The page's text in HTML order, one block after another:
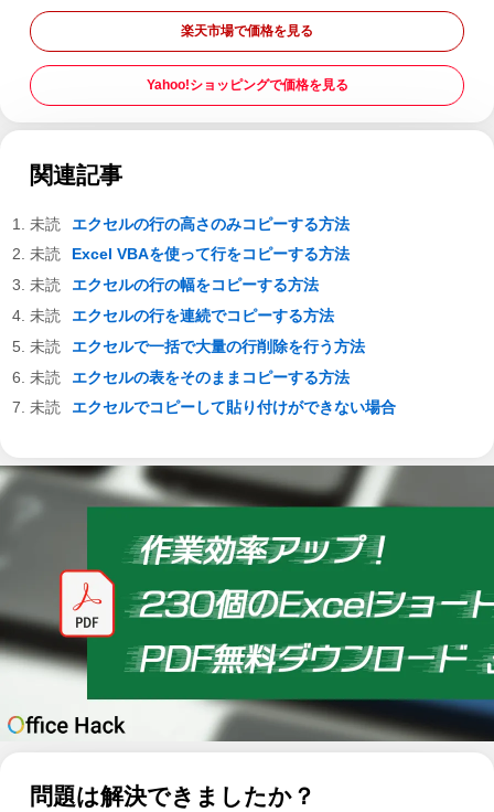
楽天市場で価格を見る
Yahoo!ショッピングで価格を見る
関連記事
エクセルの行の高さのみコピーする方法
Excel VBAを使って行をコピーする方法
エクセルの行の幅をコピーする方法
エクセルの行を連続でコピーする方法
エクセルで一括で大量の行削除を行う方法
エクセルの表をそのままコピーする方法
エクセルでコピーして貼り付けができない場合
問題は解決できましたか？